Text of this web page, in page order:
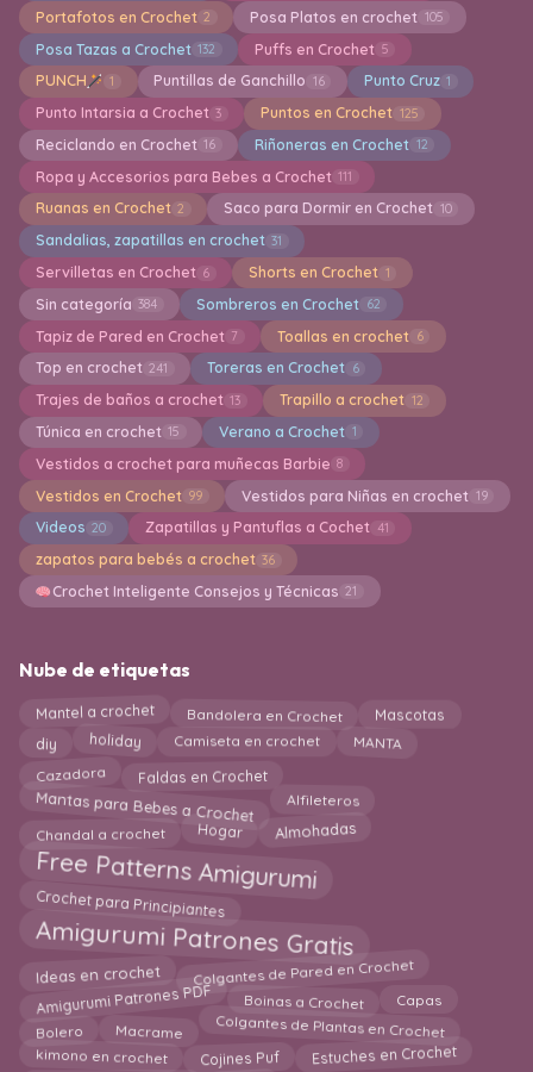
Portafotos en Crochet 2 Posa Platos en crochet 105
Posa Tazas a Crochet 132 Puffs en Crochet 5
PUNCH 1 Puntillas de Ganchillo 16 Punto Cruz 1
Punto Intarsia a Crochet 3 Puntos en Crochet 125
Reciclando en Crochet 16 Riñoneras en Crochet 12
Ropa y Accesorios para Bebes a Crochet 111
Ruanas en Crochet 2 Saco para Dormir en Crochet 10
Sandalias, zapatillas en crochet 31
Servilletas en Crochet 6 Shorts en Crochet 1
Sin categoría 384 Sombreros en Crochet 62
Tapiz de Pared en Crochet 7 Toallas en crochet 6
Top en crochet 241 Toreras en Crochet 6
Trajes de baños a crochet 13 Trapillo a crochet 12
Túnica en crochet 15 Verano a Crochet 1
Vestidos a crochet para muñecas Barbie 8
Vestidos en Crochet 99 Vestidos para Niñas en crochet 19
Videos 20 Zapatillas y Pantuflas a Cochet 41
zapatos para bebés a crochet 36
Crochet Inteligente Consejos y Técnicas 21
Nube de etiquetas
Mantel a crochet Bandolera en Crochet Mascotas
diy holiday Camiseta en crochet MANTA
Cazadora Faldas en Crochet
Mantas para Bebes a Crochet Alfileteros
Chandal a crochet Hogar Almohadas
Free Patterns Amigurumi
Crochet para Principiantes
Amigurumi Patrones Gratis
Ideas en crochet Colgantes de Pared en Crochet
Amigurumi Patrones PDF Boinas a Crochet Capas
Bolero Macrame Colgantes de Plantas en Crochet
kimono en crochet Cojines Puf Estuches en Crochet